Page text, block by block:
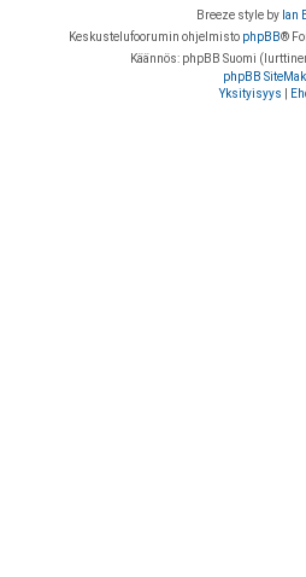
Breeze style by Ian
Keskustelufoorumin ohjelmisto phpBB®
Käännös: phpBB Suomi
phpBB
Yksityisyys